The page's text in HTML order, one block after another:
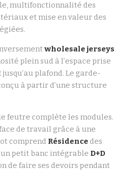
multifonctionnalité des
et mise en valeur des
wholesale jerseys
plein sud à l’espace prise
plafond. Le garde-
à partir d’une structure
feutre complète les modules.
de travail grâce à une
comprend Résidence des
petit banc intégrable D+D
de faire ses devoirs pendant